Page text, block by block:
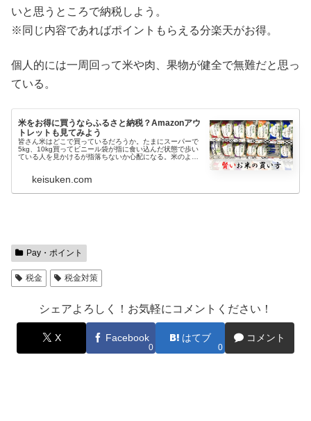
いと思うところで納税しよう。
※同じ内容であればポイントもらえる分楽天がお得。
個人的には一周回って米や肉、果物が健全で無難だと思っ
ている。
米をお得に買うならふるさと納税？Amazonアウ
トレットも見てみよう
皆さん米はどこで買っているだろうか。たまにスーパーで
5kg、10kg買ってビニール袋が指に食い込んだ状態で歩い
ている人を見かけるが指落ちないか心配になる。米のよう
keisuken.com
Pay・ポイント
税金 税金対策
シェアよろしく！お気軽にコメントください！
X Facebook
0
はてブ
0
コメント